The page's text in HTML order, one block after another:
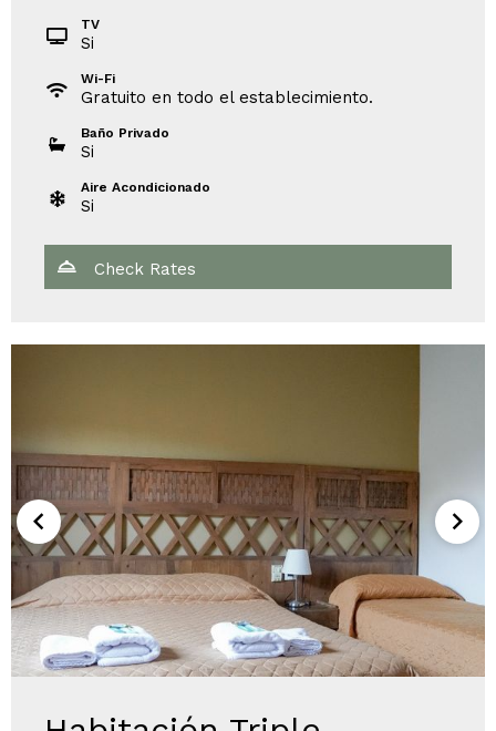
TV
Si
Wi-Fi
Gratuito en todo el establecimiento.
Baño Privado
Si
Aire Acondicionado
Si
Check Rates